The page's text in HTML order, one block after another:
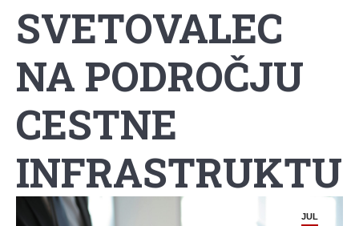
SVETOVALEC
NA PODROČJU
CESTNE
JUL